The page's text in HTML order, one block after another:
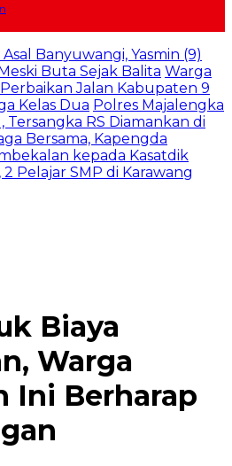
Banyuwangi, Yasmin (9)
Buta Sejak Balita Warga
Jalan Kabupaten 9
Kelas Dua Polres Majalengka
Tersangka RS Diamankan di
Bersama, Kapengda
kepada Kasatdik
Pelajar SMP di Karawang
Biaya
Warga
Ini Berharap